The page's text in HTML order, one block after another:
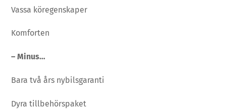
Vassa köregenskaper
Komforten
– Minus…
Bara två års nybilsgaranti
Dyra tillbehörspaket